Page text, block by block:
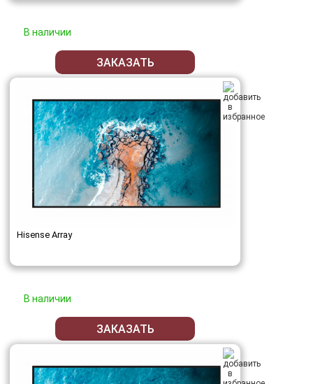
В наличии
ЗАКАЗАТЬ
Hisense Array
В наличии
ЗАКАЗАТЬ